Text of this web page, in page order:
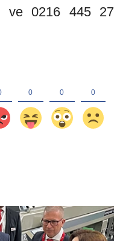
ve 0216 445 27